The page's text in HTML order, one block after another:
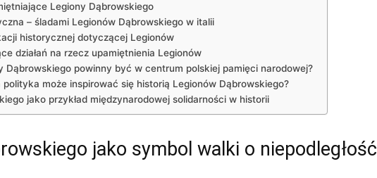
Legiony Dąbrowskiego
– śladami Legionów Dąbrowskiego w italii
historycznej dotyczącej Legionów
działań na rzecz upamiętnienia Legionów
Dąbrowskiego powinny być w centrum polskiej pamięci narodowej?
polityka może inspirować się historią Legionów Dąbrowskiego?
jako przykład międzynarodowej solidarności w historii
jako symbol walki o niepodległość